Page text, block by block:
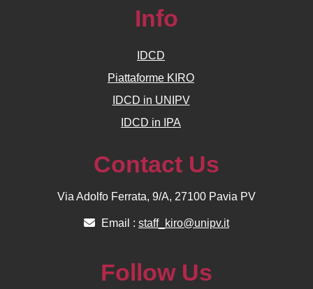
Info
IDCD
Piattaforme KIRO
IDCD in UNIPV
IDCD in IPA
Contact Us
Via Adolfo Ferrata, 9/A, 27100 Pavia PV
Email : staff_kiro@unipv.it
Follow Us